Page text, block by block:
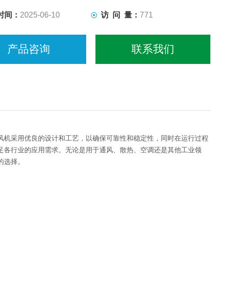
间： 2025-06-10 访 问 量： 771
产品咨询 联系我们
采用优良的设计和工艺，以确保可靠性和稳定性，同时在运行过程
行业的应用需求。无论是用于通风、散热、空调还是其他工业领
择。